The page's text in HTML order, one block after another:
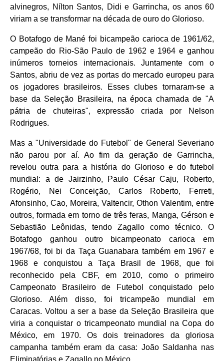
alvinegros, Nílton Santos, Didi e Garrincha, os anos 60
viriam a se transformar na década de ouro do Glorioso.
O Botafogo de Mané foi bicampeão carioca de 1961/62,
campeão do Rio-São Paulo de 1962 e 1964 e ganhou
inúmeros torneios internacionais. Juntamente com o
Santos, abriu de vez as portas do mercado europeu para
os jogadores brasileiros. Esses clubes tornaram-se a
base da Seleção Brasileira, na época chamada de "A
pátria de chuteiras", expressão criada por Nelson
Rodrigues.
Mas a "Universidade do Futebol" de General Severiano
não parou por aí. Ao fim da geração de Garrincha,
revelou outra para a história do Glorioso e do futebol
mundial: a de Jairzinho, Paulo César Caju, Roberto,
Rogério, Nei Conceição, Carlos Roberto, Ferreti,
Afonsinho, Cao, Moreira, Valtencir, Othon Valentim, entre
outros, formada em torno de três feras, Manga, Gérson e
Sebastião Leônidas, tendo Zagallo como técnico. O
Botafogo ganhou outro bicampeonato carioca em
1967/68, foi bi da Taça Guanabara também em 1967 e
1968 e conquistou a Taça Brasil de 1968, que foi
reconhecido pela CBF, em 2010, como o primeiro
Campeonato Brasileiro de Futebol conquistado pelo
Glorioso. Além disso, foi tricampeão mundial em
Caracas. Voltou a ser a base da Seleção Brasileira que
viria a conquistar o tricampeonato mundial na Copa do
México, em 1970. Os dois treinadores da gloriosa
campanha também eram da casa: João Saldanha nas
Eliminatórias e Zagallo no México.